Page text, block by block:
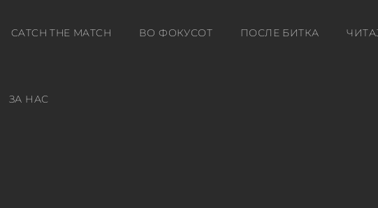
CATCH THE MATCH ВО ФОКУСОТ ПОСЛЕ БИТКА
ЗА НАС